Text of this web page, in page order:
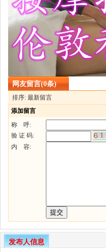
网友留言(0条)
排序: 最新留言
添加留言
称 呼:
验 证 码:
内 容:
发布人信息